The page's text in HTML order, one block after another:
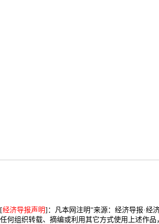
[经济导报声明]：凡本网注明“来源：经济导报·经
任何组织转载、摘编或利用其它方式使用上述作